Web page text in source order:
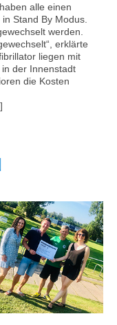
alle einen
Stand By Modus.
werden.
erklärte
liegen mit
der Innenstadt
die Kosten